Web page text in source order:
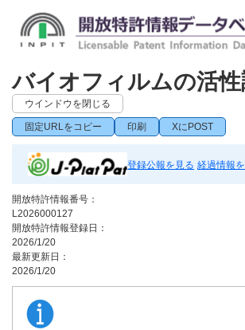
バイオフィルムの活
ウインドウを閉じる
固定URLをコピー 印刷 XにPOST
登録公報を見る 経過情報
開放特許情報番号：
L2026000127
開放特許情報登録日：
2026/1/20
最新更新日：
2026/1/20